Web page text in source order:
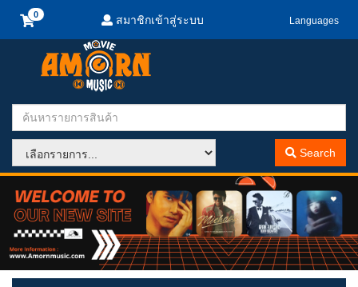
สมาชิกเข้าสู่ระบบ Languages
Search